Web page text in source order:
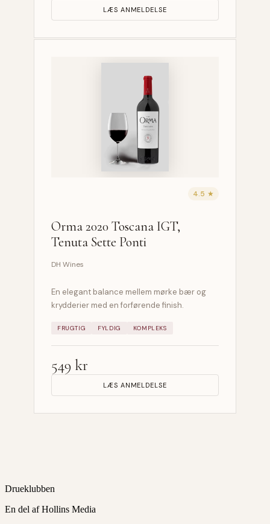
LÆS ANMELDELSE
4.5 ★
Orma 2020 Toscana IGT,
Tenuta Sette Ponti
DH Wines
En elegant balance mellem mørke bær og
krydderier med en forførende finish.
FRUGTIG FYLDIG KOMPLEKS
549 kr
LÆS ANMELDELSE
Drueklubben
En del af Hollins Media